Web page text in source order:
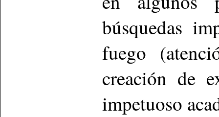
búsquedas
fuego
creación de
impetuoso